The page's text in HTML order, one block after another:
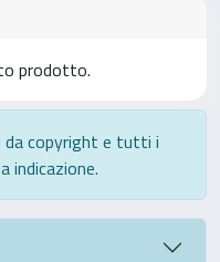
prodotto.
da copyright e tutti i
indicazione.